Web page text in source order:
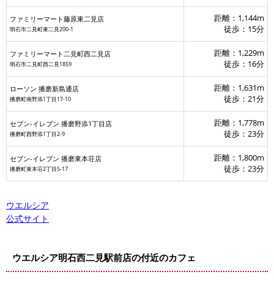
ファミリーマート藤原東二見店
明石市二見町東二見200-1
距離：1,144m
徒歩：15分
ファミリーマート二見町西二見店
明石市二見町西二見1859
距離：1,229m
徒歩：16分
ローソン 播磨新島通店
播磨町南野添1丁目17-10
距離：1,631m
徒歩：21分
セブン‐イレブン 播磨野添1丁目店
播磨町西野添1丁目2-9
距離：1,778m
徒歩：23分
セブン‐イレブン 播磨東本荘店
播磨町東本荘2丁目5-17
距離：1,800m
徒歩：23分
ウエルシア
公式サイト
ウエルシア明石西二見駅前店の付近のカフェ
カラオケ喫茶かぼちゃの馬車